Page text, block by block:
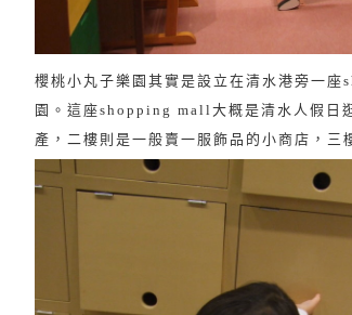
櫻桃小丸子樂園其實是設立在清水港旁一座
園。這座shopping mall 大概是清水人假日
產，二樓則是一般賣一服飾品的小商店，三